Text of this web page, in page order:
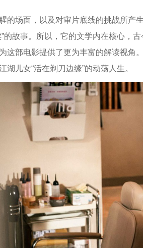
的场面，以及对审片底线的挑战所产
”的故事。所以，它的文学内在核心，
这部电影提供了更为丰富的解读视角
湖儿女“活在剃刀边缘”的动荡人生。